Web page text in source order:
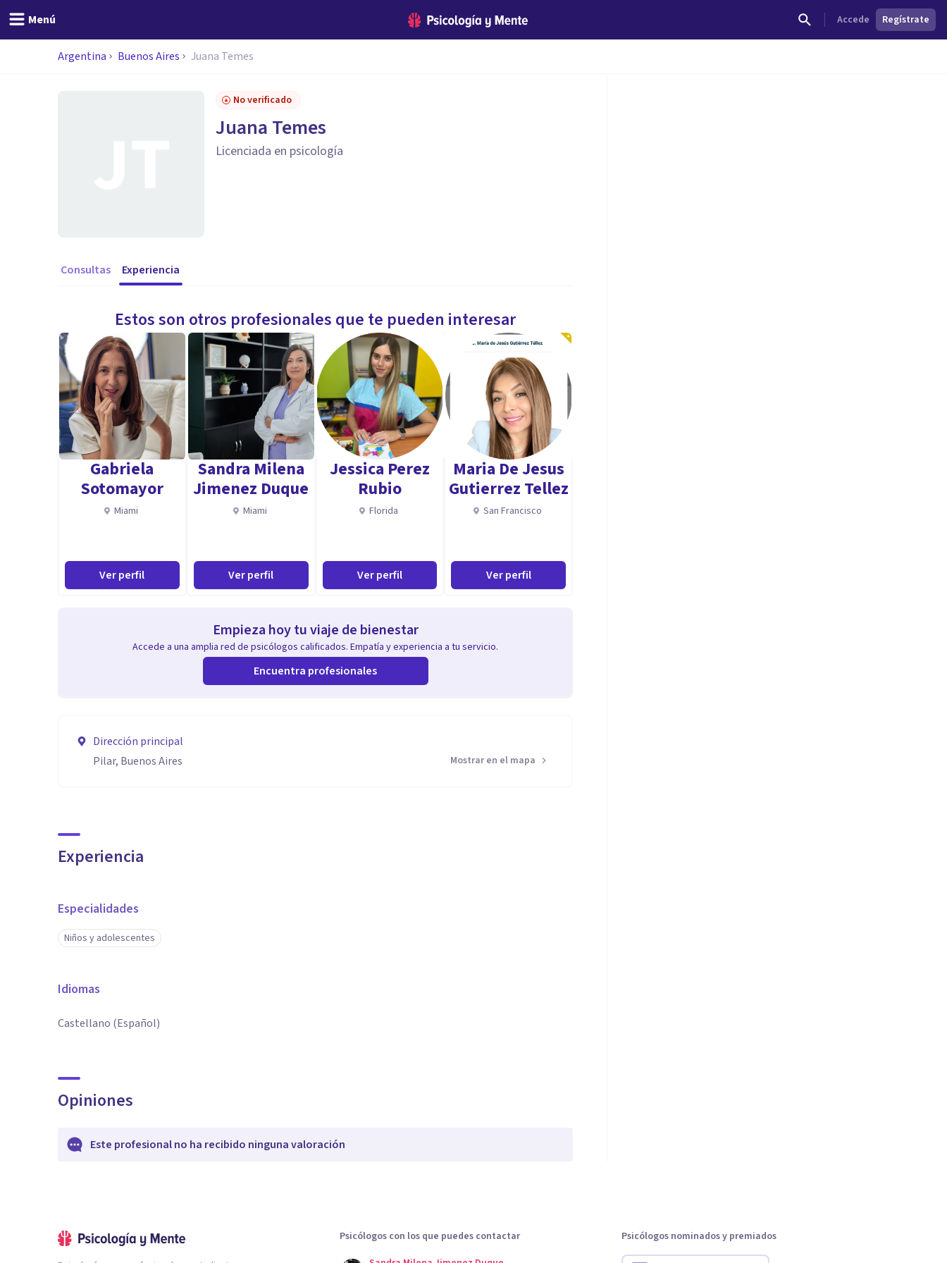
Menú Accede Regístrate
Argentina Buenos Aires Juana Temes
No verificado
Juana Temes
Licenciada en psicología
Consultas Experiencia
Estos son otros profesionales que te pueden interesar
Gabriela
Sotomayor
Miami
Ver perfil
Sandra Milena
Jimenez Duque
Miami
Ver perfil
Jessica Perez
Rubio
Florida
Ver perfil
Maria De Jesus
Gutierrez Tellez
San Francisco
Ver perfil
Empieza hoy tu viaje de bienestar
Accede a una amplia red de psicólogos calificados. Empatía y experiencia a tu servicio.
Encuentra profesionales
Dirección principal
Pilar, Buenos Aires
Mostrar en el mapa
Experiencia
Especialidades
Niños y adolescentes
Idiomas
Castellano (Español)
Opiniones
Este profesional no ha recibido ninguna valoración
Psicólogos con los que puedes contactar
Psicólogos nominados y premiados